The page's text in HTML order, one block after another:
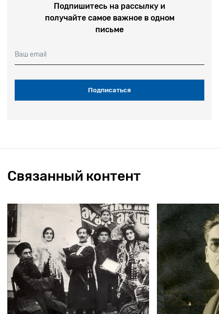
Подпишитесь на рассылку и
получайте самое важное в одном
письме
Ваш email
Связанный контент